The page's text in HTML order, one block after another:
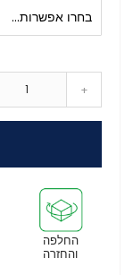
+
החלפה
והחזרה